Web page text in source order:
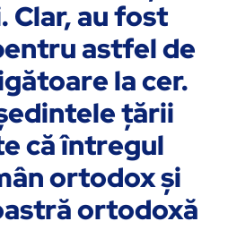
Clar, au fost
astfel de
la cer.
ţării
că întregul
ortodox şi
ortodoxă